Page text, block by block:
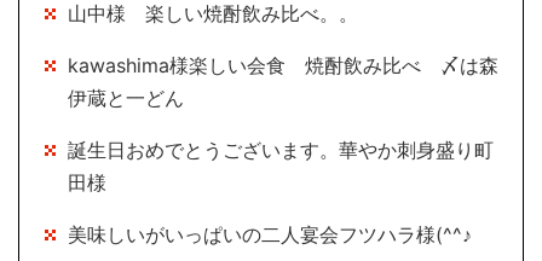
山中様 楽しい焼酎飲み比べ。。
kawashima様楽しい会食 焼酎飲み比べ 〆は森
伊蔵と一どん
誕生日おめでとうございます。華やか刺身盛り町
田様
美味しいがいっぱいの二人宴会フツハラ様(^^♪